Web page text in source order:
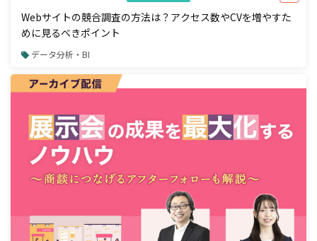
Webサイトの競合調査の方法は？アクセス数やCVを増やすた
めに見るべきポイント
データ分析・BI